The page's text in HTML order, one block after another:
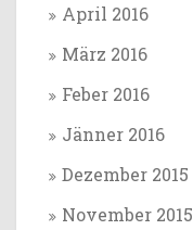
April 2016
März 2016
Feber 2016
Jänner 2016
Dezember 2015
November 2015